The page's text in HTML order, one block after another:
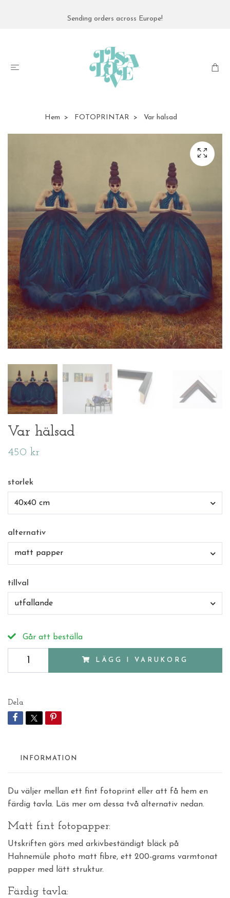
Sending orders across Europe!
Hem FOTOPRINTAR Var hälsad
Var hälsad
450 kr
storlek
40x40 cm
alternativ
matt papper
tillval
utfallande
Går att beställa
LÄGG I VARUKORG
Dela
INFORMATION
Du väljer mellan ett fint fotoprint eller att få hem en
färdig tavla. Läs mer om dessa två alternativ nedan.
Matt fint fotopapper:
Utskriften görs med arkivbeständigt bläck på
Hahnemüle photo matt fibre, ett 200-grams varmtonat
papper med lätt struktur.
Färdig tavla: